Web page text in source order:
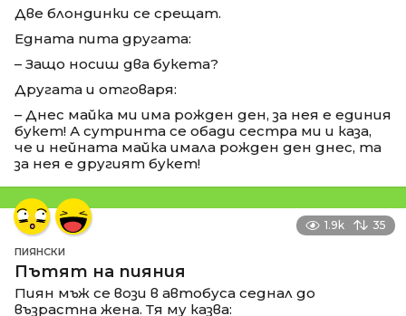
Две блондинки се срещат.
Едната пита другата:
– Защо носиш два букета?
Другата и отговаря:
– Днес майка ми има рожден ден, за нея е единия
букет! А сутринта се обади сестра ми и каза,
че и нейната майка имала рожден ден днес, та
за нея е другият букет!
1.9k 35
ПИЯНСКИ
Пътят на пияния
Пиян мъж се вози в автобуса седнал до
възрастна жена. Тя му казва: